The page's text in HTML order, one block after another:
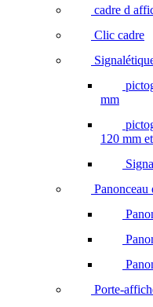
cadre d
Clic cadre
mm
120 mm
Panonceau
Porte-